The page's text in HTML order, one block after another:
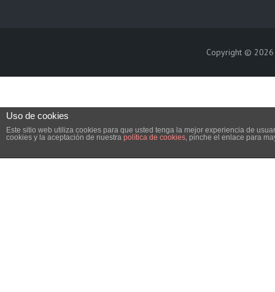
Copyright ©
Uso de cookies
Este sitio web utiliza cookies para que usted tenga la mejor experiencia de
cookies y la aceptación de nuestra política de cookies, pinche el enlace para